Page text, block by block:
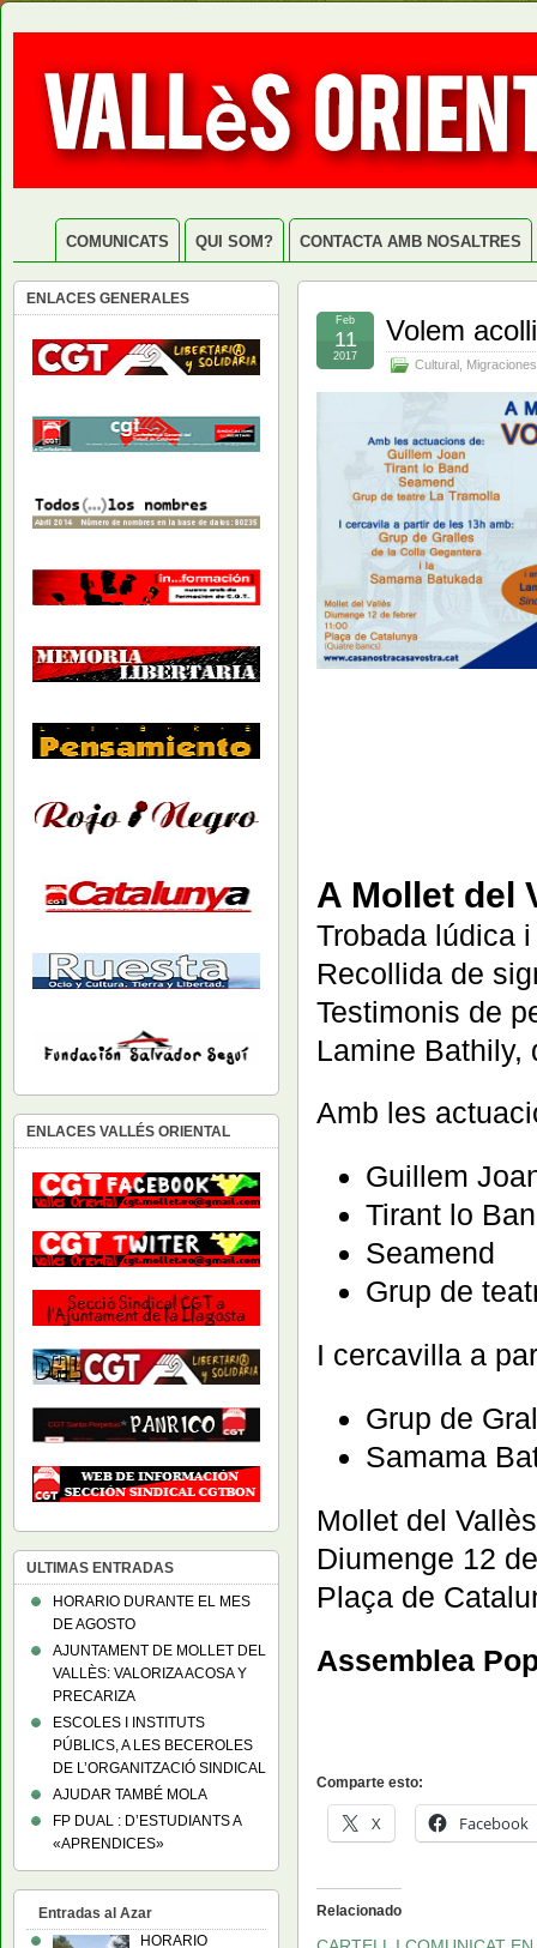
COMUNICATS QUI SOM? CONTACTA AMB NOSALTRES
Volem
Cultural Migraciones
Feb
11
2017
A Mollet del
Trobada lúdica
Recollida de
Testimonis de
Lamine Bathily,
Amb les
Guillem
Tirant lo
Seamend
Grup de
I cercavilla a
Grup de
Samama
Mollet del Vallès
Diumenge 12
Plaça de
Assemblea
Comparte esto:
X Facebook
Relacionado
ENLACES GENERALES
ENLACES VALLÉS ORIENTAL
ULTIMAS ENTRADAS
HORARIO DURANTE EL MES
DE AGOSTO
AJUNTAMENT DE MOLLET DEL
VALLÈS: VALORIZA ACOSA Y
PRECARIZA
ESCOLES I INSTITUTS
PÚBLICS, A LES BECEROLES
DE L’ORGANITZACIÓ SINDICAL
AJUDAR TAMBÉ MOLA
FP DUAL : D’ESTUDIANTS A
«APRENDICES»
Entradas al Azar
HORARIO